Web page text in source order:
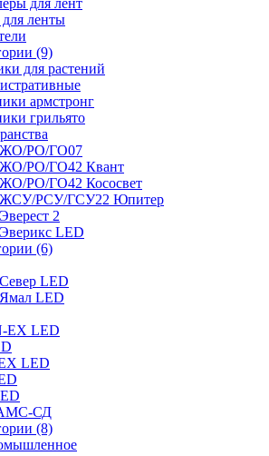
для лент
ленты
(9)
для растений
армстронг
грильято
РО/ГО07
РО/ГО42 Квант
РО/ГО42 Кососвет
РСУ/ГСУ22 Юпитер
2
LED
(6)
LED
LED
EX LED
LED
СД
(8)